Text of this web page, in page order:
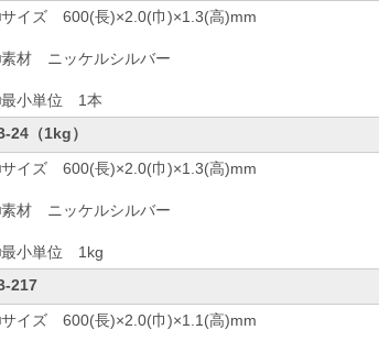
イズ 600(長)×2.0(巾)×1.3(高)mm
材 ニッケルシルバー
小単位 1本
24（1kg）
イズ 600(長)×2.0(巾)×1.3(高)mm
材 ニッケルシルバー
小単位 1kg
217
イズ 600(長)×2.0(巾)×1.1(高)mm